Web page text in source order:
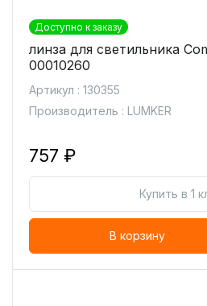
Доступно к заказу
линза для светильника
00010260
Артикул : 130355
Производитель : LUMKER
757 ₽
Купить в 1
В корзину